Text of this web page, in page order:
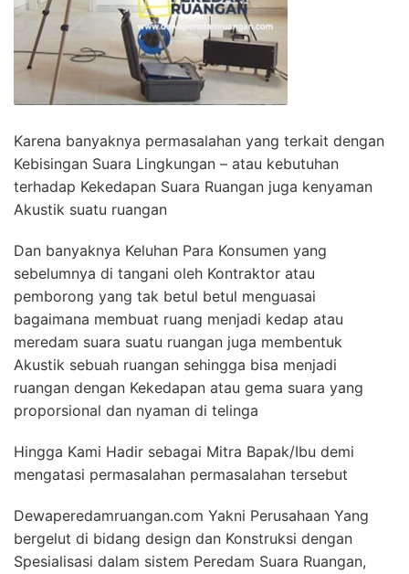
Karena banyaknya permasalahan yang terkait dengan
Kebisingan Suara Lingkungan – atau kebutuhan
terhadap Kekedapan Suara Ruangan juga kenyaman
Akustik suatu ruangan
Dan banyaknya Keluhan Para Konsumen yang
sebelumnya di tangani oleh Kontraktor atau
pemborong yang tak betul betul menguasai
bagaimana membuat ruang menjadi kedap atau
meredam suara suatu ruangan juga membentuk
Akustik sebuah ruangan sehingga bisa menjadi
ruangan dengan Kekedapan atau gema suara yang
proporsional dan nyaman di telinga
Hingga Kami Hadir sebagai Mitra Bapak/Ibu demi
mengatasi permasalahan permasalahan tersebut
Dewaperedamruangan.com Yakni Perusahaan Yang
bergelut di bidang design dan Konstruksi dengan
Spesialisasi dalam sistem Peredam Suara Ruangan,